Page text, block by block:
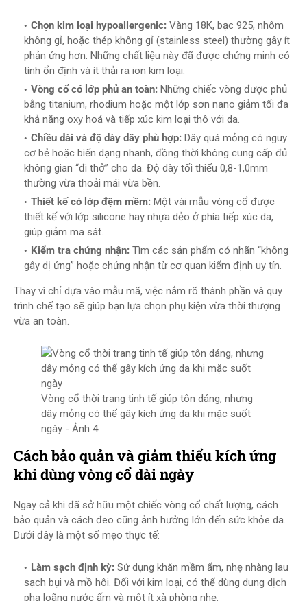
Chọn kim loại hypoallergenic: Vàng 18K, bạc 925, nhôm
không gỉ, hoặc thép không gỉ (stainless steel) thường gây ít
phản ứng hơn. Những chất liệu này đã được chứng minh có
tính ổn định và ít thải ra ion kim loại.
Vòng cổ có lớp phủ an toàn: Những chiếc vòng được phủ
bằng titanium, rhodium hoặc một lớp sơn nano giảm tối đa
khả năng oxy hoá và tiếp xúc kim loại thô với da.
Chiều dài và độ dày dây phù hợp: Dây quá mỏng có nguy
cơ bẻ hoặc biến dạng nhanh, đồng thời không cung cấp đủ
không gian “đi thở” cho da. Độ dày tối thiểu 0,8-1,0mm
thường vừa thoải mái vừa bền.
Thiết kế có lớp đệm mềm: Một vài mẫu vòng cổ được
thiết kế với lớp silicone hay nhựa dẻo ở phía tiếp xúc da,
giúp giảm ma sát.
Kiểm tra chứng nhận: Tìm các sản phẩm có nhãn “không
gây dị ứng” hoặc chứng nhận từ cơ quan kiểm định uy tín.
Thay vì chỉ dựa vào mẫu mã, việc nắm rõ thành phần và quy
trình chế tạo sẽ giúp bạn lựa chọn phụ kiện vừa thời thượng
vừa an toàn.
Vòng cổ thời trang tinh tế giúp tôn dáng, nhưng
dây mỏng có thể gây kích ứng da khi mặc suốt
ngày - Ảnh 4
Cách bảo quản và giảm thiểu kích ứng
khi dùng vòng cổ dài ngày
Ngay cả khi đã sở hữu một chiếc vòng cổ chất lượng, cách
bảo quản và cách đeo cũng ảnh hưởng lớn đến sức khỏe da.
Dưới đây là một số mẹo thực tế:
Làm sạch định kỳ: Sử dụng khăn mềm ẩm, nhẹ nhàng lau
sạch bụi và mồ hôi. Đối với kim loại, có thể dùng dung dịch
pha loãng nước ấm và một ít xà phòng nhẹ.